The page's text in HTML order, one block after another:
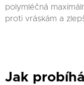
polymléčná
proti vráskám a
Jak